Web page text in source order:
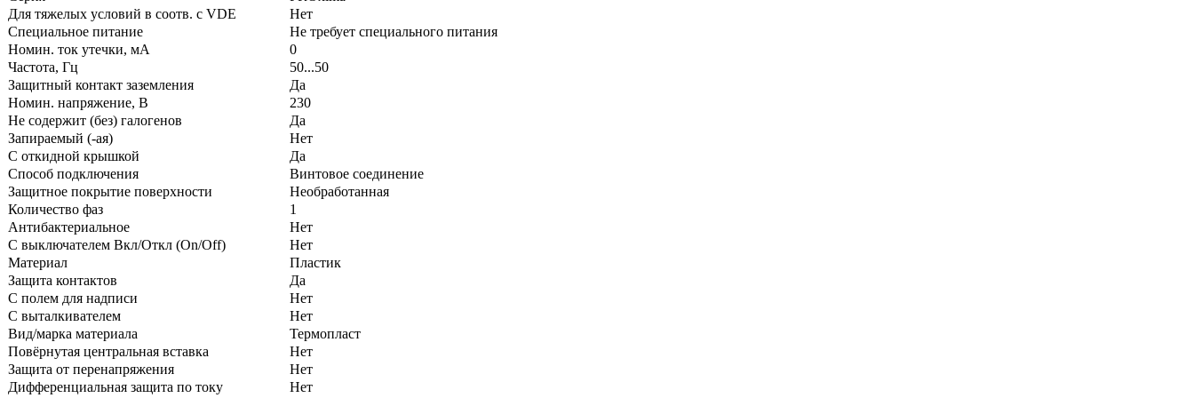
Для тяжелых условий в соотв. с VDE
Нет
Специальное питание
Не требует специального питания
Номин. ток утечки, мА
0
Частота, Гц
50...50
Защитный контакт заземления
Да
Номин. напряжение, В
230
Не содержит (без) галогенов
Да
Запираемый (-ая)
Нет
С откидной крышкой
Да
Способ подключения
Винтовое соединение
Защитное покрытие поверхности
Необработанная
Количество фаз
1
Антибактериальное
Нет
С выключателем Вкл/Откл (On/Off)
Нет
Материал
Пластик
Защита контактов
Да
С полем для надписи
Нет
С выталкивателем
Нет
Вид/марка материала
Термопласт
Повёрнутая центральная вставка
Нет
Защита от перенапряжения
Нет
Дифференциальная защита по току
Нет